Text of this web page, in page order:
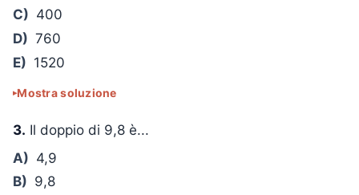
C) 400
D) 760
E) 1520
Mostra soluzione
3. Il doppio di 9,8 è...
A) 4,9
B) 9,8